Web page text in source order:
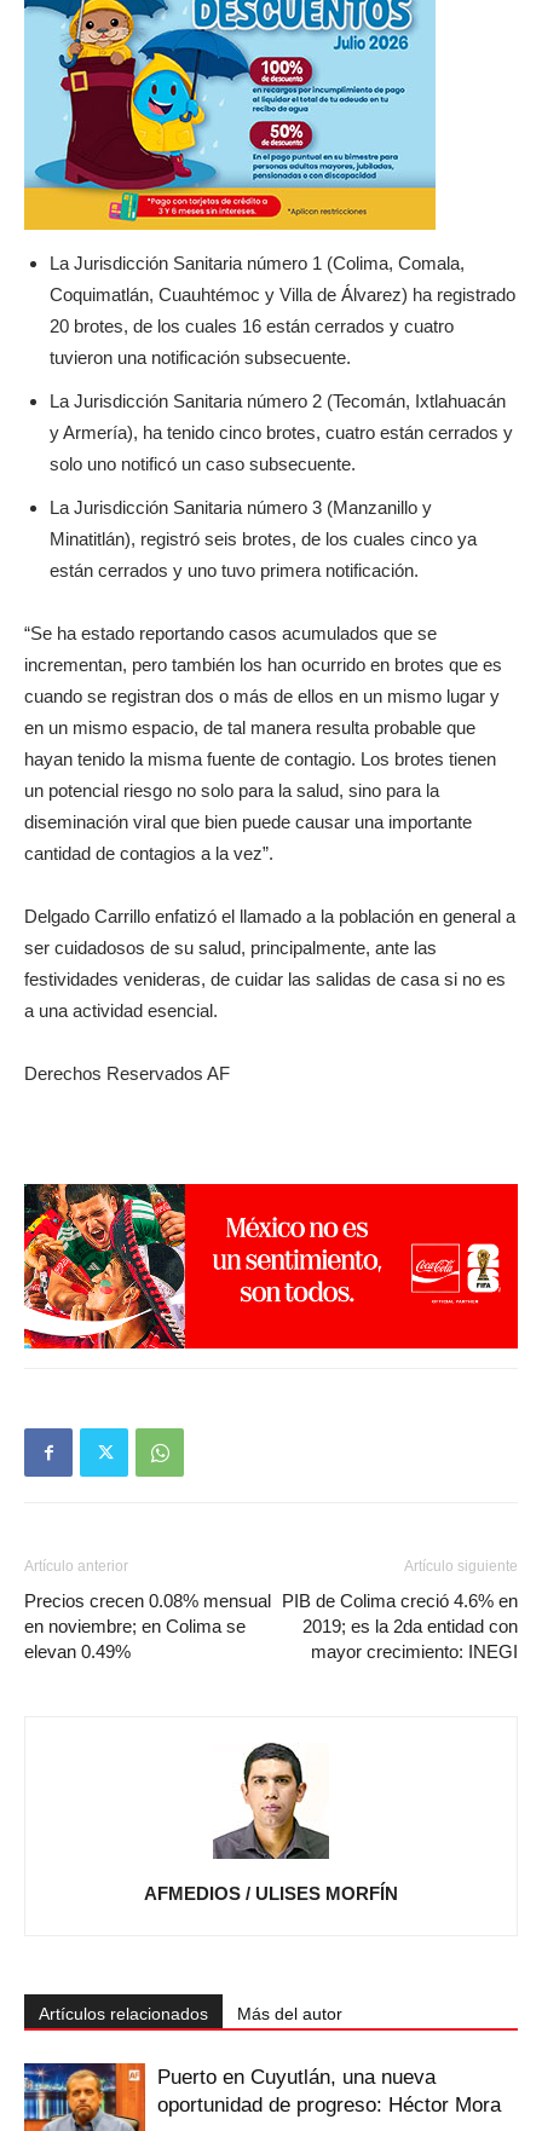
La Jurisdicción Sanitaria número 1 (Colima, Comala,
Coquimatlán, Cuauhtémoc y Villa de Álvarez) ha registrado
20 brotes, de los cuales 16 están cerrados y cuatro
tuvieron una notificación subsecuente.
La Jurisdicción Sanitaria número 2 (Tecomán, Ixtlahuacán
y Armería), ha tenido cinco brotes, cuatro están cerrados y
solo uno notificó un caso subsecuente.
La Jurisdicción Sanitaria número 3 (Manzanillo y
Minatitlán), registró seis brotes, de los cuales cinco ya
están cerrados y uno tuvo primera notificación.
“Se ha estado reportando casos acumulados que se
incrementan, pero también los han ocurrido en brotes que es
cuando se registran dos o más de ellos en un mismo lugar y
en un mismo espacio, de tal manera resulta probable que
hayan tenido la misma fuente de contagio. Los brotes tienen
un potencial riesgo no solo para la salud, sino para la
diseminación viral que bien puede causar una importante
cantidad de contagios a la vez”.
Delgado Carrillo enfatizó el llamado a la población en general a
ser cuidadosos de su salud, principalmente, ante las
festividades venideras, de cuidar las salidas de casa si no es
a una actividad esencial.
Derechos Reservados AF
Artículo anterior
Precios crecen 0.08% mensual
en noviembre; en Colima se
elevan 0.49%
Artículo siguiente
PIB de Colima creció 4.6% en
2019; es la 2da entidad con
mayor crecimiento: INEGI
AFMEDIOS / ULISES MORFÍN
Artículos relacionados Más del autor
Puerto en Cuyutlán, una nueva
oportunidad de progreso: Héctor Mora